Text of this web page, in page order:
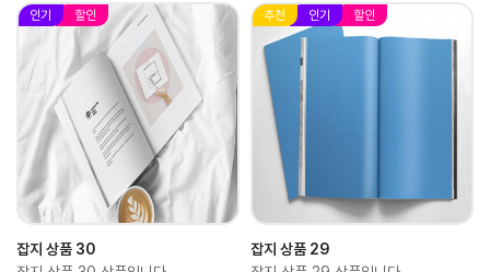
인기 할인
잡지 상품 30
추천 인기 할인
잡지 상품 29